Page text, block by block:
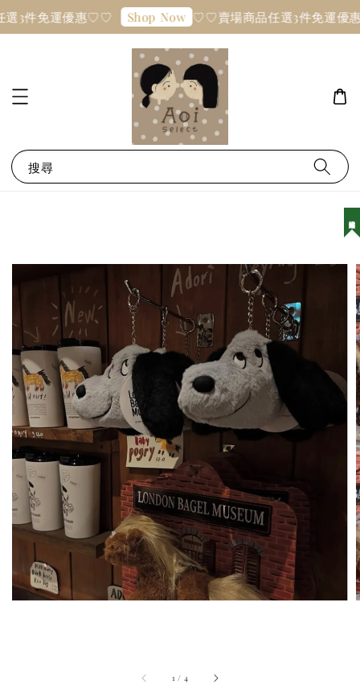
3件免運優惠♡♡ Shop Now ♡♡賣場商品任選3件免運優
搜尋
1 / 4